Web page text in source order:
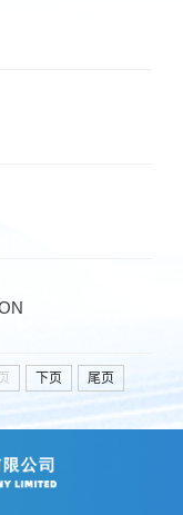
下页 尾页